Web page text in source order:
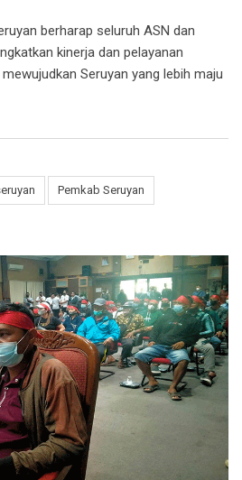
berharap seluruh ASN dan
kinerja dan pelayanan
Seruyan yang lebih maju
Pemkab Seruyan